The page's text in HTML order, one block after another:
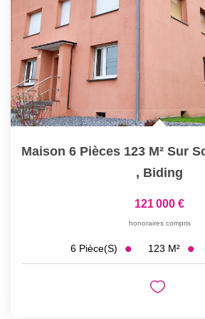
, Biding
121 000 €
honoraires compris
6 Pièce(s) 123 M²